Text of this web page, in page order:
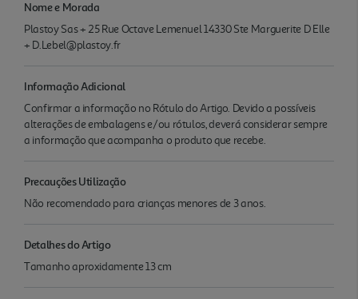
Nome e Morada
Plastoy Sas + 25 Rue Octave Lemenuel 14330 Ste Marguerite D Elle
+ D.Lebel@plastoy.fr
Informação Adicional
Confirmar a informação no Rótulo do Artigo. Devido a possíveis
alterações de embalagens e/ou rótulos, deverá considerar sempre
a informação que acompanha o produto que recebe.
Precauções Utilização
Não recomendado para crianças menores de 3 anos.
Detalhes do Artigo
Tamanho aproxidamente 13 cm